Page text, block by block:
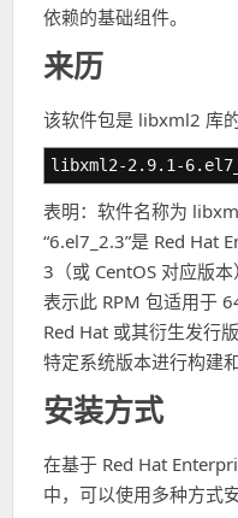
依赖的基础组件。
来历
该软件包是 libxml2 库
libxml2-2.9.1-
表明：软件名称为
“6.el7_2.3”是 Red Hat
3（或 CentOS 对应版
表示此 RPM 包适用于
Red Hat 或其衍生发行
特定系统版本进行构建
安装方式
在基于 Red Hat
中，可以使用多种方式